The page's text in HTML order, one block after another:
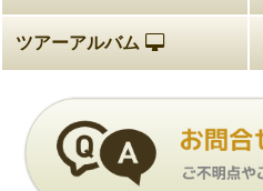
ツアーアルバム